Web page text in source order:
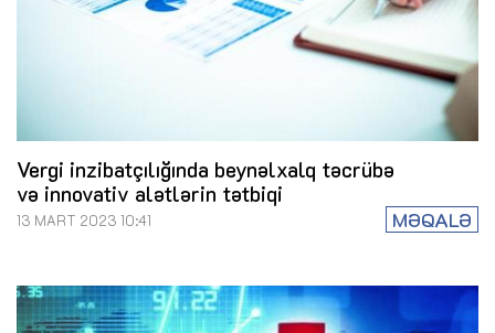
Vergi inzibatçılığında beynəlxalq təcrübə
və innovativ alətlərin tətbiqi
MƏQALƏ
13 MART 2023 10:41